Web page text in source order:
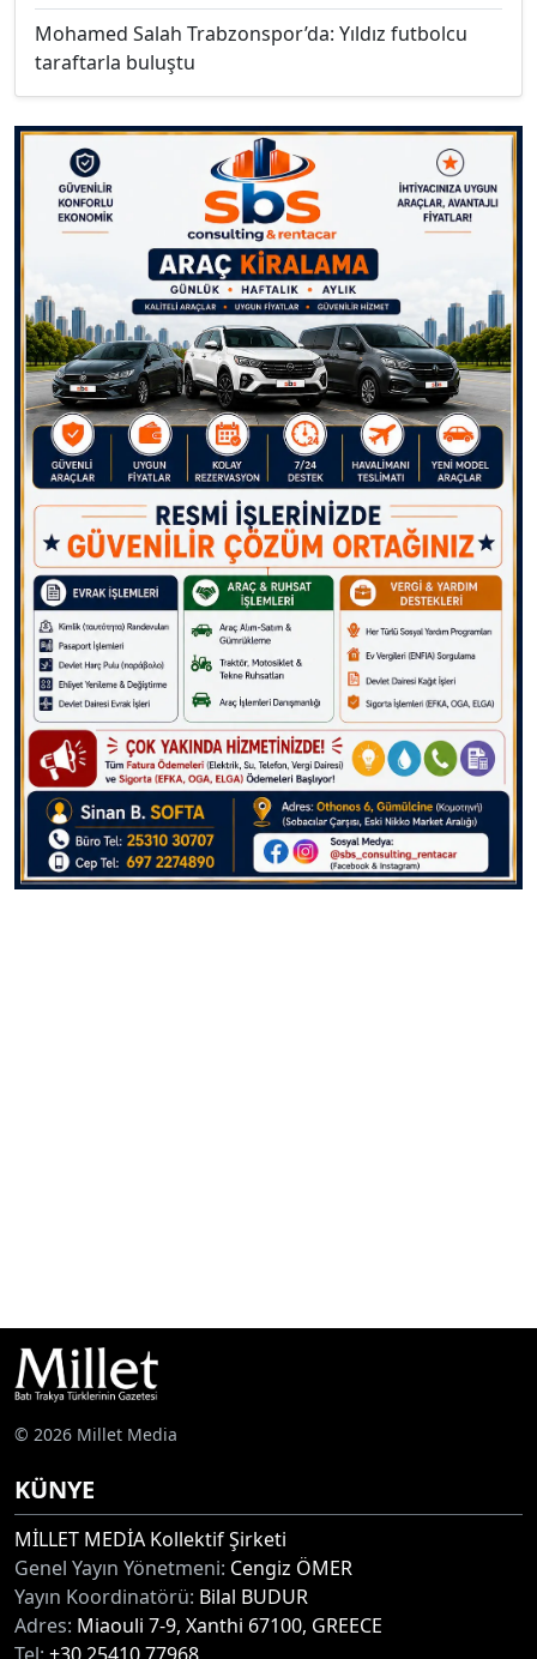
Mohamed Salah Trabzonspor’da: Yıldız futbolcu
taraftarla buluştu
© 2026 Millet Media
KÜNYE
MİLLET MEDİA Kollektif Şirketi
Genel Yayın Yönetmeni: Cengiz ÖMER
Yayın Koordinatörü: Bilal BUDUR
Adres: Miaouli 7-9, Xanthi 67100, GREECE